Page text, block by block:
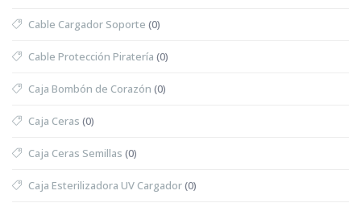
Cable Cargador Soporte (0)
Cable Protección Piratería (0)
Caja Bombón de Corazón (0)
Caja Ceras (0)
Caja Ceras Semillas (0)
Caja Esterilizadora UV Cargador(0)